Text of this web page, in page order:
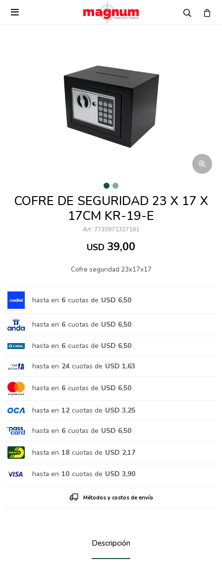

COFRE DE SEGURIDAD 23 X 17 X
17CM KR-19-E
7730971327181
USD 39,00
Cofre seguridad 23x17x17
hasta en 6 cuotas de USD 6,50
hasta en 6 cuotas de USD 6,50
hasta en 6 cuotas de USD 6,50
hasta en 24 cuotas de USD 1,63
hasta en 6 cuotas de USD 6,50
hasta en 12 cuotas de USD 3,25
hasta en 6 cuotas de USD 6,50
hasta en 18 cuotas de USD 2,17
hasta en 10 cuotas de USD 3,90
Métodos y costos de envío
Descripción